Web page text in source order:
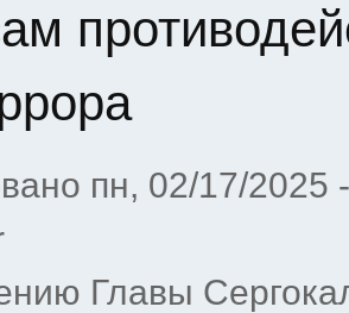
пн, 02/17/2025
Главы